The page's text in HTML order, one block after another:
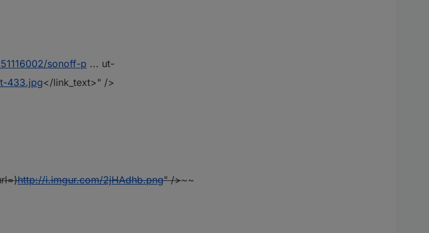
sonoff-p ... ut-
433.jpg</link_text>" />
http://i.imgur.com/2jHAdhb.png" />~~